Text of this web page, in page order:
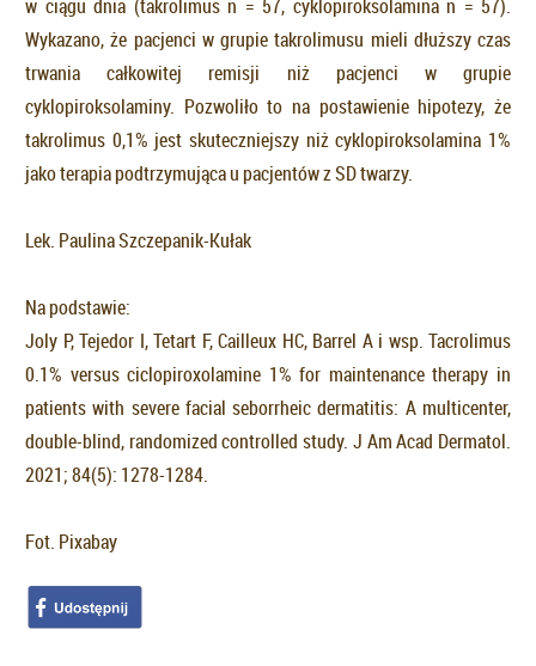
w ciągu dnia (takrolimus n = 57, cyklopiroksolamina n = 57).
Wykazano, że pacjenci w grupie takrolimusu mieli dłuższy czas
trwania całkowitej remisji niż pacjenci w grupie
cyklopiroksolaminy. Pozwoliło to na postawienie hipotezy, że
takrolimus 0,1% jest skuteczniejszy niż cyklopiroksolamina 1%
jako terapia podtrzymująca u pacjentów z SD twarzy.
Lek. Paulina Szczepanik-Kułak
Na podstawie:
Joly P, Tejedor I, Tetart F, Cailleux HC, Barrel A i wsp. Tacrolimus
0.1% versus ciclopiroxolamine 1% for maintenance therapy in
patients with severe facial seborrheic dermatitis: A multicenter,
double-blind, randomized controlled study. J Am Acad Dermatol.
2021; 84(5): 1278-1284.
Fot. Pixabay